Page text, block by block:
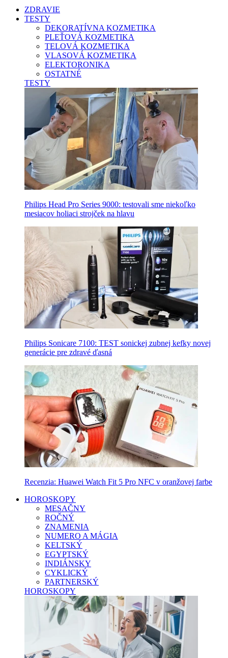
ZDRAVIE
TESTY
DEKORATÍVNA KOZMETIKA
PLEŤOVÁ KOZMETIKA
TELOVÁ KOZMETIKA
VLASOVÁ KOZMETIKA
ELEKTORONIKA
OSTATNÉ
TESTY
Philips Head Pro Series 9000: testovali sme niekoľko
mesiacov holiaci strojček na hlavu
Philips Sonicare 7100: TEST sonickej zubnej kefky novej
generácie pre zdravé ďasná
Recenzia: Huawei Watch Fit 5 Pro NFC v oranžovej farbe
HOROSKOPY
MESAČNY
ROČNÝ
ZNAMENIA
NUMERO A MÁGIA
KELTSKÝ
EGYPTSKÝ
INDIÁNSKY
CYKLICKÝ
PARTNERSKÝ
HOROSKOPY